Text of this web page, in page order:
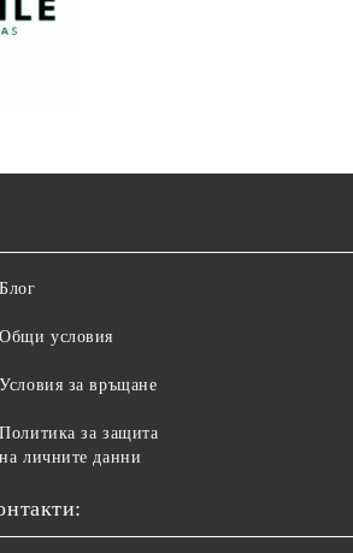
Блог
Общи условия
Условия за връщане
Политика за защита
на личните данни